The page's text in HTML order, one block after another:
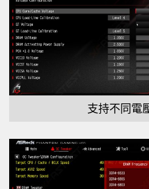
支持不同電